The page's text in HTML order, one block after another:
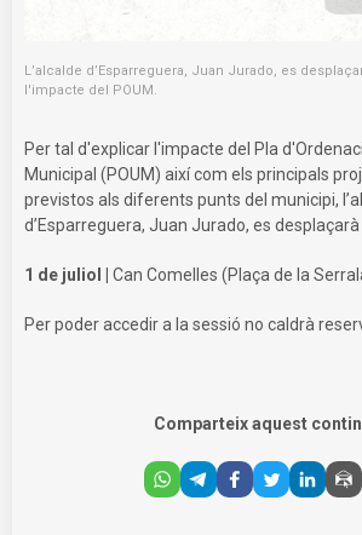
L’alcalde d’Esparreguera, Juan Jurado, es
l'impacte del POUM.
Per tal d'explicar l'impacte del Pla
Municipal (POUM) així com els principals
previstos als diferents punts del municipi,
d’Esparreguera, Juan Jurado, es desplaçarà
1 de juliol | Can Comelles (Plaça de la
Per poder accedir a la sessió no caldrà
Comparteix aquest